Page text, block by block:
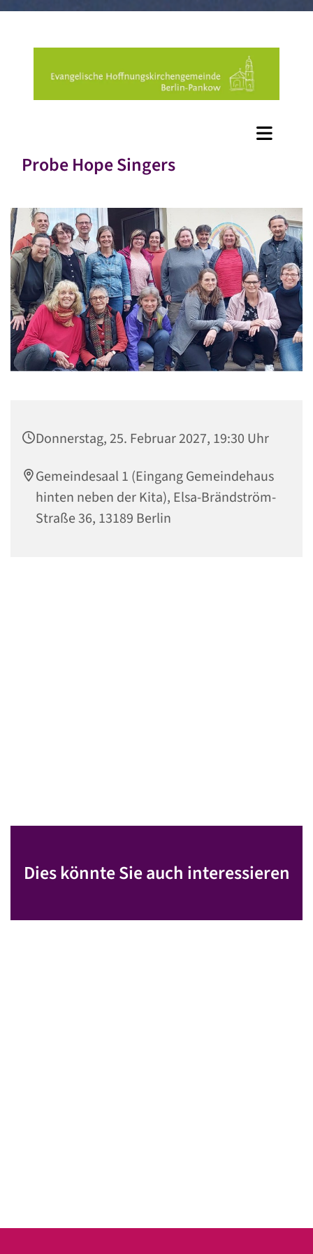
Probe Hope Singers
Donnerstag, 25. Februar 2027, 19:30 Uhr
Gemeindesaal 1 (Eingang Gemeindehaus
hinten neben der Kita), Elsa-Brändström-
Straße 36, 13189 Berlin
Dies könnte Sie auch interessieren